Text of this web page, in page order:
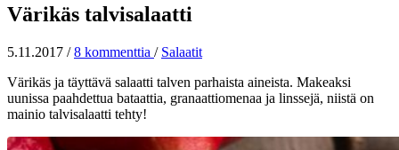
Värikäs talvisalaatti
5.11.2017 / 8 kommenttia / Salaatit
Värikäs ja täyttävä salaatti talven parhaista aineista. Makeaksi
uunissa paahdettua bataattia, granaattiomenaa ja linssejä, niistä on
mainio talvisalaatti tehty!